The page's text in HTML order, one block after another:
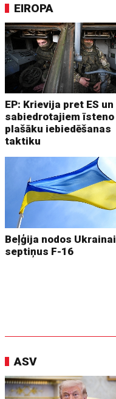
EIROPA
EP: Krievija pret ES un
sabiedrotajiem īsteno
plašāku iebiedēšanas
taktiku
Beļģija nodos Ukrainai
septiņus F-16
ASV